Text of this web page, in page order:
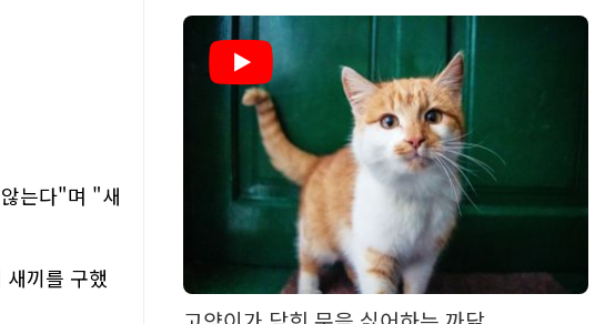
는다"며 "새
끼를 구했